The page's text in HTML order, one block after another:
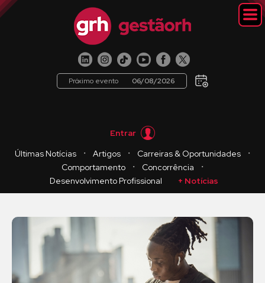
Próximo evento 06/08/2026
Entrar
Últimas Notícias
・ Artigos ・ Carreiras & Oportunidades
・
Comportamento
・ Concorrência
・
Desenvolvimento Profissional
+ Notícias